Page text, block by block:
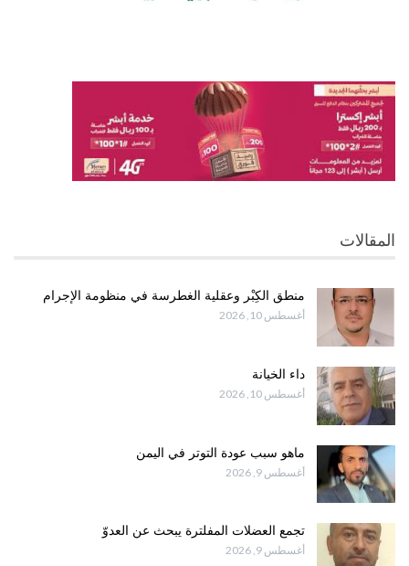
المقالات
منطق الكِبْر وعقلية الغطرسة في منظومة الإجرام
أغسطس 10, 2026
داء الخيانة
أغسطس 10, 2026
ماهو سبب عودة التوتر في اليمن
أغسطس 9, 2026
تجمع العضلات المفلترة يبحث عن العدوّ
أغسطس 9, 2026